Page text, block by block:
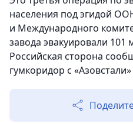
населения под эгидой
и Международного
завода эвакуировали 101
Российская сторона
гумкоридор с